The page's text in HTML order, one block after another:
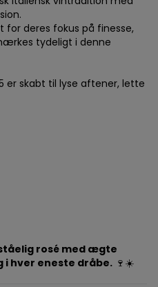
deres fokus på finesse,
tydeligt i denne
er skabt til lyse aftener, lette
rosé med ægte
i hver eneste dråbe. 🍷☀️